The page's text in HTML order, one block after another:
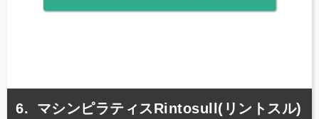
マシンピラティスRintosull(リントスル)